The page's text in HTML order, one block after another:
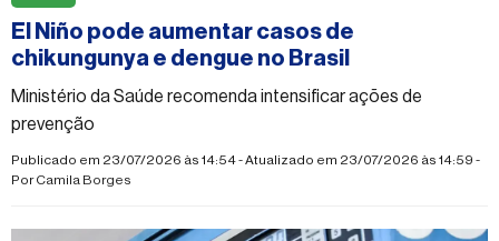
El Niño pode aumentar casos de
chikungunya e dengue no Brasil
Ministério da Saúde recomenda intensificar ações de
prevenção
Publicado em 23/07/2026 às 14:54 - Atualizado em 23/07/2026 às 14:59 -
PorCamila Borges